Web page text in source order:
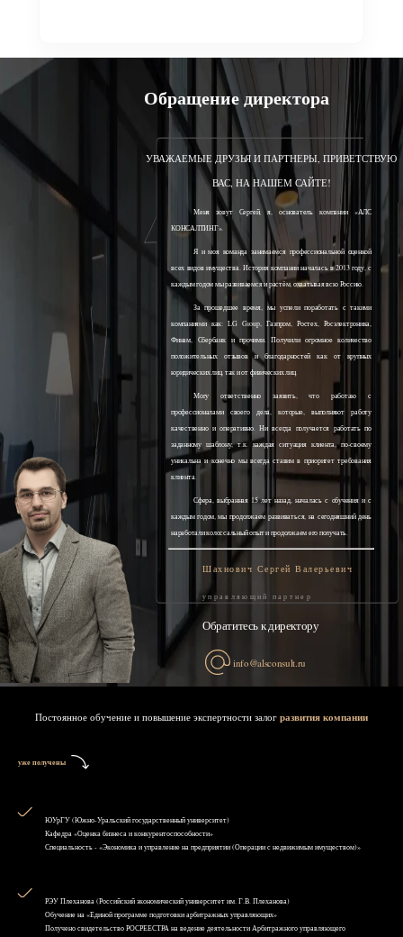
Обращение директора
УВАЖАЕМЫЕ ДРУЗЬЯ И ПАРТНЕРЫ, ПРИВЕТСТВУЮ
ВАС, НА НАШЕМ САЙТЕ!
Меня зовут Сергей, я, основатель компании «АЛС
КОНСАЛТИНГ».
Я и моя команда занимаемся профессиональной оценкой
всех видов имущества. История компании началась в 2013 году, с
каждым годом мы развиваемся и растём, охватывая всю Россию.
За прошедшее время, мы успели поработать с такими
компаниями как: LG Group, Газпром, Ростех, Росэлектроника,
Финам, Сбербанк и прочими. Получили огромное количество
положительных отзывов и благодарностей как от крупных
юридических лиц, так и от физических лиц.
Могу ответственно заявить, что работаю с
профессионалами своего дела, которые, выполняют работу
качественно и оперативно. Ни всегда получается работать по
заданному шаблону, т.к. каждая ситуация клиента, по-своему
уникальна и конечно мы всегда ставим в приоритет требования
клиента.
Сфера, выбранная 15 лет назад, началась с обучения и с
каждым годом, мы продолжаем развиваться, на сегодняшний день
наработали колоссальный опыт и продолжаем его получать.
Шахнович Сергей Валерьевич
управляющий партнер
Обратитесь к директору
info@alsconsult.ru
Постоянное обучение и повышение экспертности залог развития компании
уже получены
ЮУрГУ (Южно-Уральский государственный университет)
Кафедра «Оценка бизнеса и конкурентоспособности»
Специальность - «Экономика и управление на предприятии (Операции с недвижимым имуществом)»
РЭУ Плеханова (Российский экономический университет им. Г.В. Плеханова)
Обучение на «Единой программе подготовки арбитражных управляющих»
Получено свидетельство РОСРЕЕСТРА на ведение деятельности Арбитражного управляющего